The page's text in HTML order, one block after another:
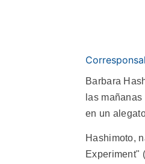
Barbara
las
en un
Hashimoto,
Experiment"